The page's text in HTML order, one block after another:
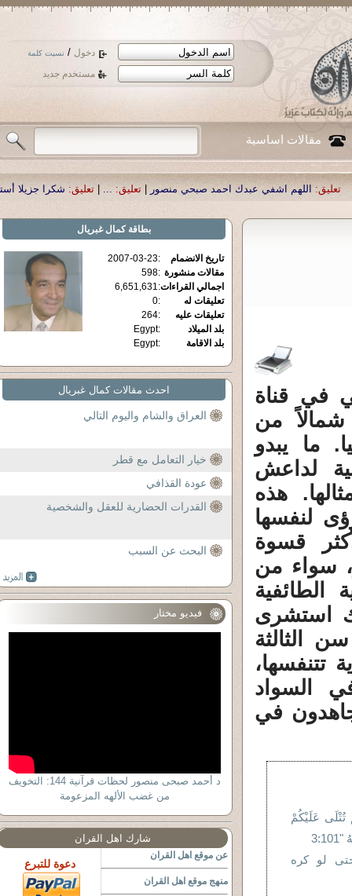
دخول / نسيت كلمة
مستخدم جديد
مقالات اساسية
عبدك احمد صبحي منصور| تعليق: ...
|تعليق: شكرا جزيلا أستاذ حمد الحمد
في قناة
شمالاً ‏من
ما يبدو
‏لداعش
هذه
لنفسها
قسوة
سواء من
الطائفية
استشرى
الثالثة
تتنفسها،
السواد
في
عَلَيْكُمْ
لو كره
بطاقةكمال غبريال
تاريخ الانضمام :
2007-03-23
مقالات منشورة :
598
اجمالي القراءات:
6,651,631
تعليقات له
:
0
تعليقات عليه
:
264
بلد الميلاد
:
Egypt
بلد الاقامة
:
Egypt
احدث مقالات كمال غبريال
العراق والشام واليوم التالي
خيار التعامل مع قطر
عودة القذافي
القدرات الحضارية للعقل والشخصية
البحث عن السبب
فيديو مختار
د أحمد صبحى منصور لحظات قرآنية 144: التخويف
من غضب الألهه المزعومة
شارك اهل القران
عن موقع اهل القران
منهج موقع اهل القران
دعوة للتبرع